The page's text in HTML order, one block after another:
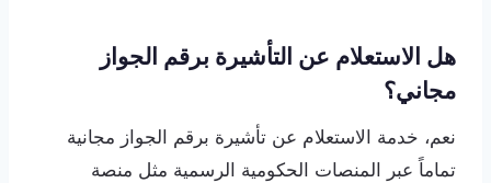
هل الاستعلام عن التأشيرة برقم الجواز
مجاني؟
نعم، خدمة الاستعلام عن تأشيرة برقم الجواز مجانية
تماماً عبر المنصات الحكومية الرسمية مثل منصة